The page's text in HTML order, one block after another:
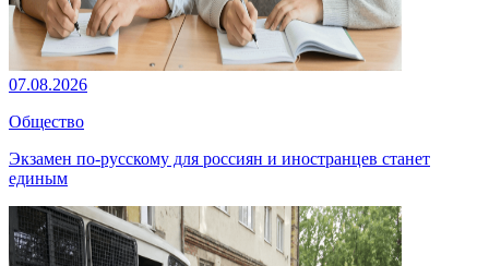
07.08.2026
Общество
Экзамен по-русскому для россиян и иностранцев станет
единым